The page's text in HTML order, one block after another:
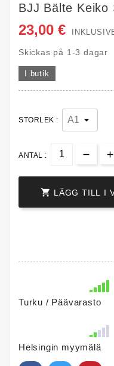
BJJ Bälte Keiko
23,00 €
Skickas på 1-3 dagar
I butik
STORLEK :
ANTAL :
 LÄGG TILL I
Turku / Päävarasto
Helsingin myymälä